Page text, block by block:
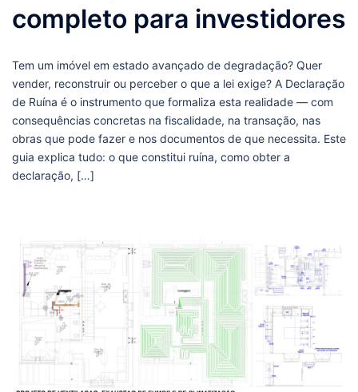
completo para investidores
Tem um imóvel em estado avançado de degradação? Quer
vender, reconstruir ou perceber o que a lei exige? A Declaração
de Ruína é o instrumento que formaliza esta realidade — com
consequências concretas na fiscalidade, na transação, nas
obras que pode fazer e nos documentos de que necessita. Este
guia explica tudo: o que constitui ruína, como obter a
declaração, […]